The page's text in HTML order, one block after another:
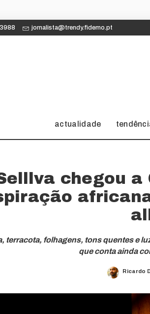
jornalista@trendy.fidemo.pt
actualidade
chegou a
terracota, folhagens, tons quentes e
que conta ainda
Posted
Ricardo